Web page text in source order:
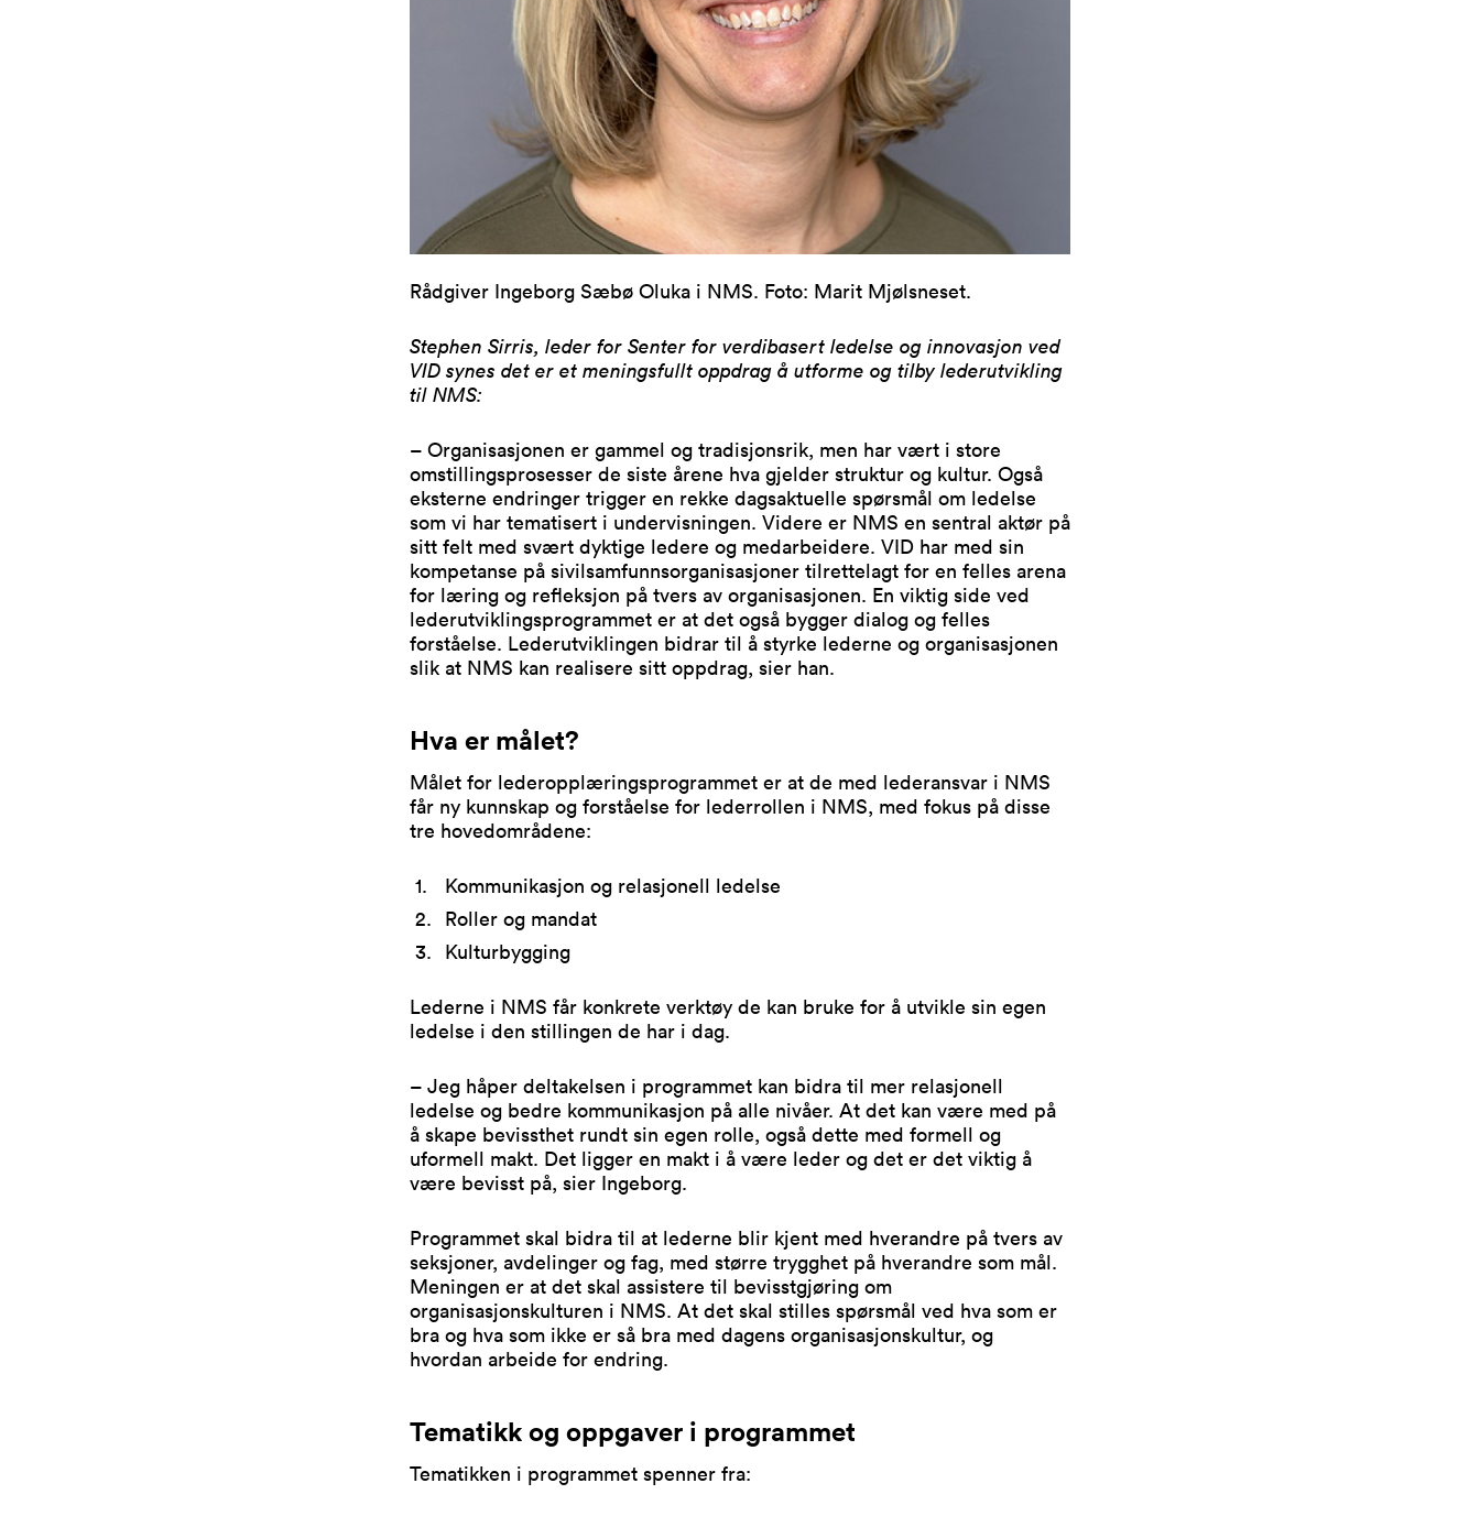
Rådgiver Ingeborg Sæbø Oluka i NMS. Foto: Marit Mjølsneset.
Stephen Sirris, leder for Senter for verdibasert ledelse og innovasjon ved
VID synes det er et meningsfullt oppdrag å utforme og tilby lederutvikling
til NMS:
– Organisasjonen er gammel og tradisjonsrik, men har vært i store
omstillingsprosesser de siste årene hva gjelder struktur og kultur. Også
eksterne endringer trigger en rekke dagsaktuelle spørsmål om ledelse
som vi har tematisert i undervisningen. Videre er NMS en sentral aktør på
sitt felt med svært dyktige ledere og medarbeidere. VID har med sin
kompetanse på sivilsamfunnsorganisasjoner tilrettelagt for en felles arena
for læring og refleksjon på tvers av organisasjonen. En viktig side ved
lederutviklingsprogrammet er at det også bygger dialog og felles
forståelse. Lederutviklingen bidrar til å styrke lederne og organisasjonen
slik at NMS kan realisere sitt oppdrag, sier han.
Hva er målet?
Målet for lederopplæringsprogrammet er at de med lederansvar i NMS
får ny kunnskap og forståelse for lederrollen i NMS, med fokus på disse
tre hovedområdene:
Kommunikasjon og relasjonell ledelse
Roller og mandat
Kulturbygging
Lederne i NMS får konkrete verktøy de kan bruke for å utvikle sin egen
ledelse i den stillingen de har i dag.
– Jeg håper deltakelsen i programmet kan bidra til mer relasjonell
ledelse og bedre kommunikasjon på alle nivåer. At det kan være med på
å skape bevissthet rundt sin egen rolle, også dette med formell og
uformell makt. Det ligger en makt i å være leder og det er det viktig å
være bevisst på, sier Ingeborg.
Programmet skal bidra til at lederne blir kjent med hverandre på tvers av
seksjoner, avdelinger og fag, med større trygghet på hverandre som mål.
Meningen er at det skal assistere til bevisstgjøring om
organisasjonskulturen i NMS. At det skal stilles spørsmål ved hva som er
bra og hva som ikke er så bra med dagens organisasjonskultur, og
hvordan arbeide for endring.
Tematikk og oppgaver i programmet
Tematikken i programmet spenner fra: